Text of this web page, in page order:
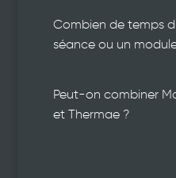
Combien de temps
séance ou un
Peut-on combiner
et Thermae ?